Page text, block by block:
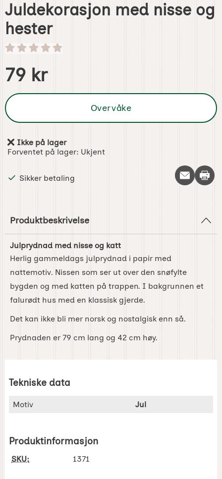
Juldekorasjon med nisse og
hester
Handle dette produktet, Juldekorasjon med nisse og
pris
79 kr
Overvåke
Produkttilgjengelighet:
Ikke på lager
Forventet på lager: Ukjent
Sikker betaling Skriv
Produktbeskrivelse
Julprydnad med nisse og katt
Herlig gammeldags julprydnad i papir med
nattemotiv. Nissen som ser ut over den snøfylte
bygden og med katten på trappen. I bakgrunnen et
falurødt hus med en klassisk gjerde.
Det kan ikke bli mer norsk og nostalgisk enn så.
Prydnaden er 79 cm lang og 42 cm høy.
Tekniske data
Tekniske data/attributter for dette produktet
Attributt
Motiv Jul
Produktinformasjon
SKU: 1371